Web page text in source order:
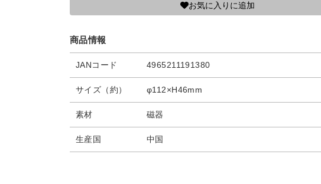
お気に入りに追加
商品情報
JANコード 4965211191380
サイズ（約） φ112×H46mm
素材 磁器
生産国 中国